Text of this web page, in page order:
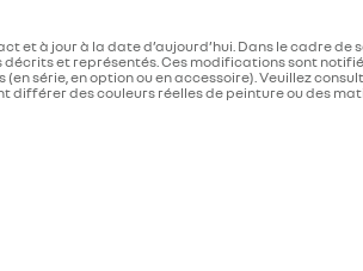
et à jour à la date d’aujourd’hui. Dans le cadre
et représentés. Ces modifications sont
série, en option ou en accessoire). Veuillez
des couleurs réelles de peinture ou des